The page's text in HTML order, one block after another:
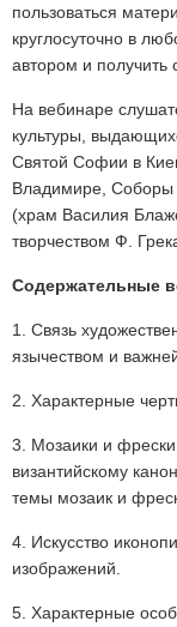
пользоваться
круглосуточно в
автором и получить
На вебинаре
культуры,
Святой Софии в
Владимире, Соборы
(храм Василия
творчеством Ф.
Содержательные
1. Связь
язычеством и
2. Характерные
3. Мозаики и
византийскому
темы мозаик и
4. Искусство
изображений.
5. Характерные